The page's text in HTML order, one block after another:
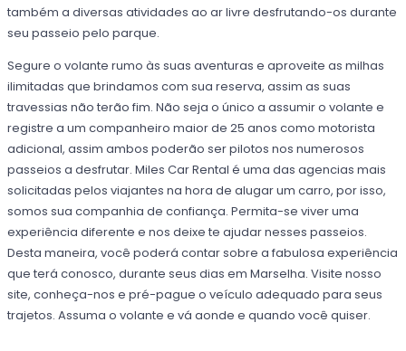
também a diversas atividades ao ar livre desfrutando-os durante
seu passeio pelo parque.
Segure o volante rumo às suas aventuras e aproveite as milhas
ilimitadas que brindamos com sua reserva, assim as suas
travessias não terão fim. Não seja o único a assumir o volante e
registre a um companheiro maior de 25 anos como motorista
adicional, assim ambos poderão ser pilotos nos numerosos
passeios a desfrutar. Miles Car Rental é uma das agencias mais
solicitadas pelos viajantes na hora de alugar um carro, por isso,
somos sua companhia de confiança. Permita-se viver uma
experiência diferente e nos deixe te ajudar nesses passeios.
Desta maneira, você poderá contar sobre a fabulosa experiência
que terá conosco, durante seus dias em Marselha. Visite nosso
site, conheça-nos e pré-pague o veículo adequado para seus
trajetos. Assuma o volante e vá aonde e quando você quiser.